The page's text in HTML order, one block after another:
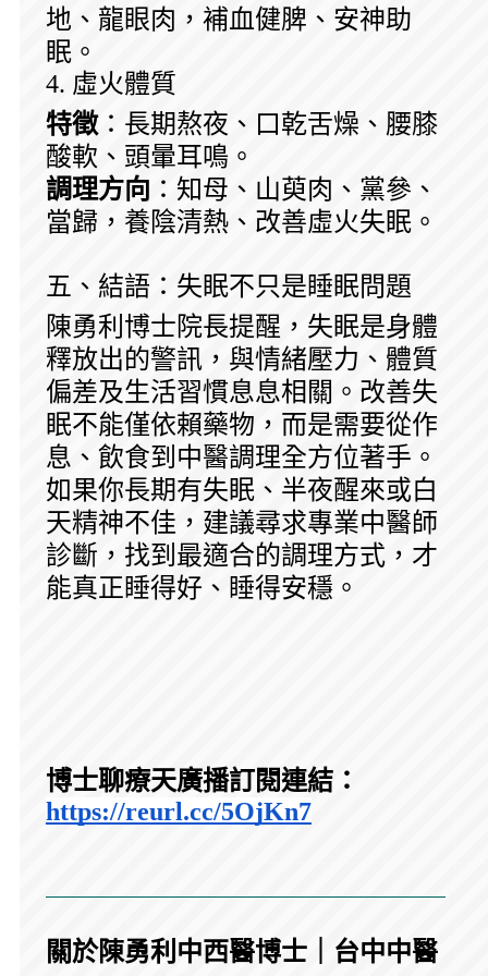
地、龍眼肉，補血健脾、安神助
眠。
4. 虛火體質
特徵：長期熬夜、口乾舌燥、腰膝
酸軟、頭暈耳鳴。
調理方向 ：知母、山萸肉、黨參、
當歸，養陰清熱、改善虛火失眠。
五、結語：失眠不只是睡眠問題
陳勇利博士院長提醒，失眠是身體
釋放出的警訊，與情緒壓力、體質
偏差及生活習慣息息相關。改善失
眠不能僅依賴藥物，而是需要從作
息、飲食到中醫調理全方位著手。
如果你長期有失眠、半夜醒來或白
天精神不佳，建議尋求專業中醫師
診斷，找到最適合的調理方式，才
能真正睡得好、睡得安穩。
博士聊療天廣播訂閱連結：
https://reurl.cc/5OjKn7
關於陳勇利中西醫博士｜台中中醫